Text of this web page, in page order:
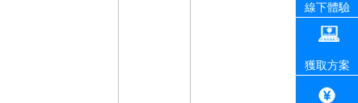
線下體驗
獲取方案